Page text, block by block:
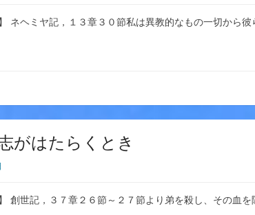
ネヘミヤ記，１３章３０節私は異教的なもの一切から
がはたらくとき
創世記，３７章２６節～２７節より弟を殺し、その血